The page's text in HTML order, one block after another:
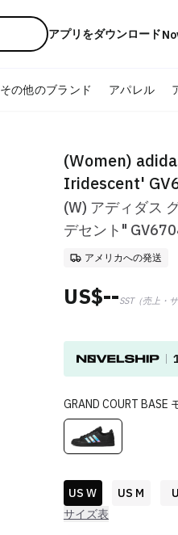
アプリをダウンロード
その他のブランド アパレル
(Women)
Iridescent'
(W) アディダス
デセント"
アメリカへの発送
US$--SST（売上・
GRAND COURT BASE
US W US M
サイズ表